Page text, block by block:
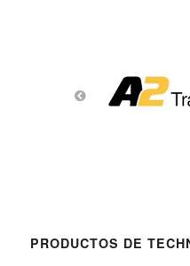
PRODUCTOS DE